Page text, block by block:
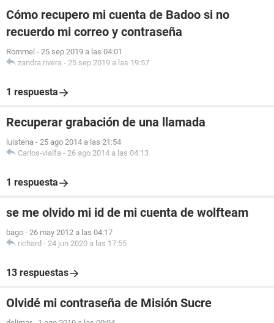
Cómo recupero mi cuenta de Badoo si no
recuerdo mi correo y contraseña
Rommel - 25 sep 2019 a las 04:01
zandra.rivera - 25 sep 2019 a las 19:57
1 respuesta
Recuperar grabación de una llamada
luistena - 25 ago 2014 a las 21:54
Carlos-vialfa - 26 ago 2014 a las 04:13
1 respuesta
se me olvido mi id de mi cuenta de wolfteam
bago - 26 may 2012 a las 04:17
richard - 24 jun 2020 a las 17:55
13 respuestas
Olvidé mi contraseña de Misión Sucre